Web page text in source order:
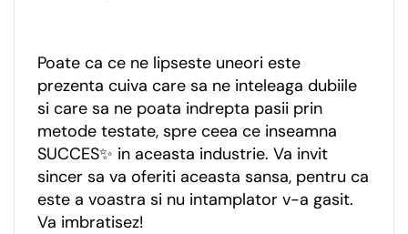
Poate ca ce ne lipseste uneori este
prezenta cuiva care sa ne inteleaga dubiile
si care sa ne poata indrepta pasii prin
metode testate, spre ceea ce inseamna
SUCCES✨ in aceasta industrie. Va invit
sincer sa va oferiti aceasta sansa, pentru ca
este a voastra si nu intamplator v-a gasit.
Va imbratisez!